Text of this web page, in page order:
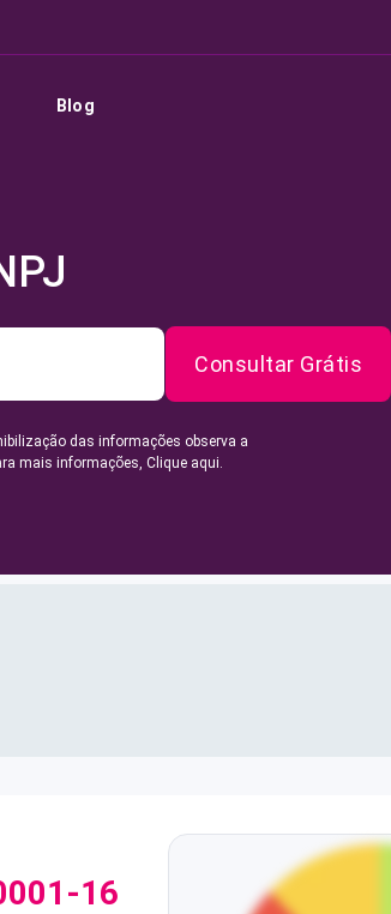
Blog
Consultar Grátis
das informações observa a
mais informações, Clique aqui.
16